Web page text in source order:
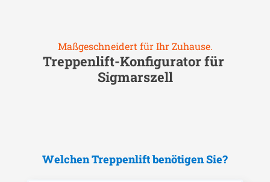
Maßgeschneidert für Ihr Zuhause.
Treppenlift-Konfigurator für
Sigmarszell
Welchen Treppenlift benötigen Sie?